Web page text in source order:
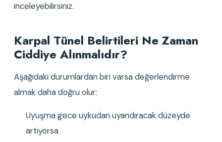
inceleyebilirsiniz.
Karpal Tünel Belirtileri Ne Zaman
Ciddiye Alınmalıdır?
Aşağıdaki durumlardan biri varsa değerlendirme
almak daha doğru olur:
Uyuşma gece uykudan uyandıracak düzeyde
artıyorsa